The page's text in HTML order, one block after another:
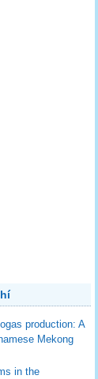
production: A
Mekong
in the